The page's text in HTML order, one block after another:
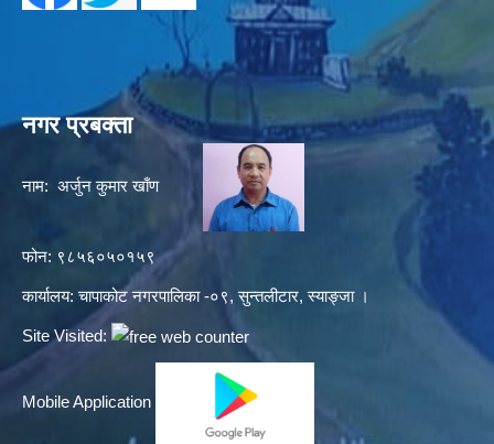
नगर प्रबक्ता
नाम: अर्जुन कुमार खाँण
फोन: ९८५६०५०१५९
कार्यालय: चापाकोट नगरपालिका -०९, सुन्तलीटार, स्याङ्जा ।
Site Visited:
Mobile Application